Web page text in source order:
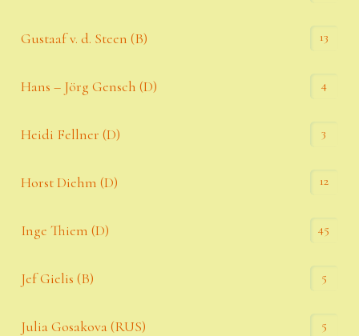
Gustaaf v. d. Steen (B) 13
Hans – Jörg Gensch (D) 4
Heidi Fellner (D) 3
Horst Diehm (D) 12
Inge Thiem (D) 45
Jef Gielis (B) 5
Julia Gosakova (RUS) 5